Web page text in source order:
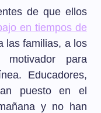
de que ellos
en tiempos de
las familias, a los
para
Educadores,
puesto en el
y no han